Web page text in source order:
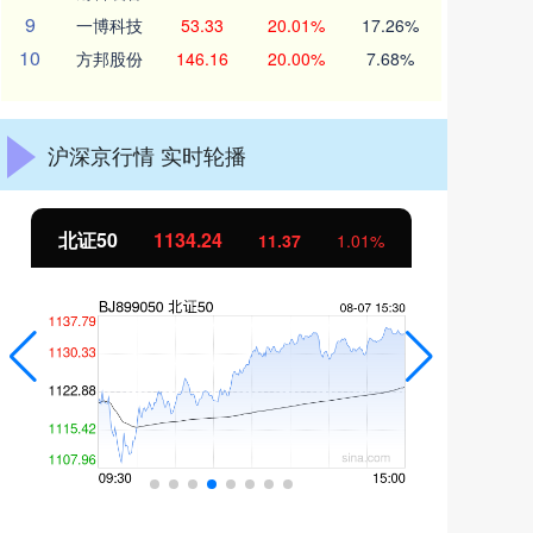
9 一博科技 53.33 20.01% 17.26%
10 方邦股份 146.16 20.00% 7.68%
沪深京行情 实时轮播
北证50 1134.24 11.37 1.01%